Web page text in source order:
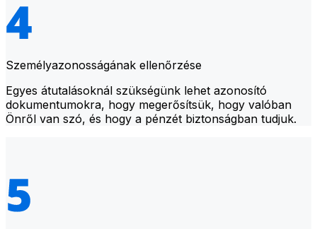
Személyazonosságának ellenőrzése
Egyes átutalásoknál szükségünk lehet azonosító
dokumentumokra, hogy megerősítsük, hogy valóban
Önről van szó, és hogy a pénzét biztonságban tudjuk.